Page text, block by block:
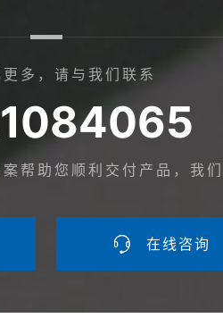
多，请与我们联系
帮助您顺利交付产品，我
在线咨询